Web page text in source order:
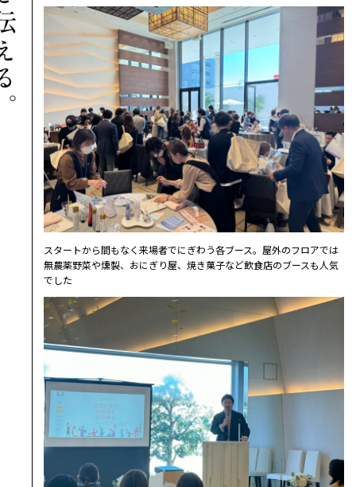
スタートから間もなく来場者でにぎわう各ブース。屋外のフロアでは
無農薬野菜や燻製、おにぎり屋、焼き菓子など飲食店のブースも人気
でした